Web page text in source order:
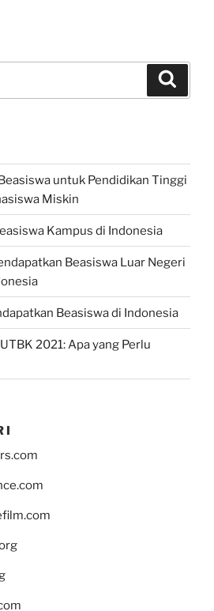
untuk Pendidikan Tinggi
Miskin
Kampus di Indonesia
Beasiswa Luar Negeri
Beasiswa di Indonesia
2021: Apa yang Perlu
I